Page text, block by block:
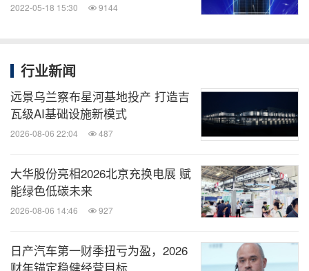
2022-05-18 15:30 9144
行业新闻
远景乌兰察布星河基地投产 打造吉
瓦级AI基础设施新模式
2026-08-06 22:04 487
大华股份亮相2026北京充换电展 赋
能绿色低碳未来
2026-08-06 14:46 927
日产汽车第一财季扭亏为盈，2026
财年锚定稳健经营目标